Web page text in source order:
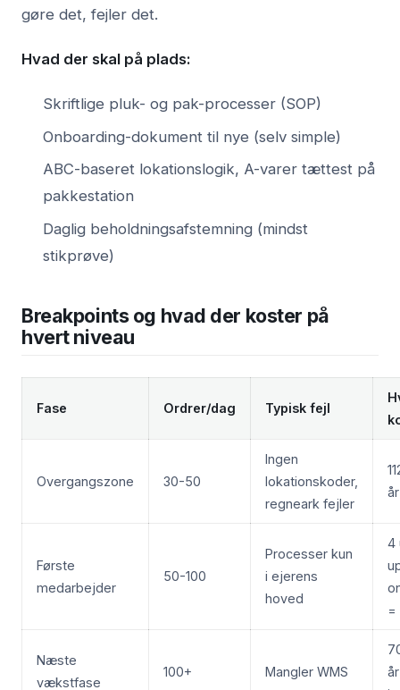
gøre det, fejler det.
Hvad der skal på plads:
Skriftlige pluk- og pak-processer (SOP)
Onboarding-dokument til nye (selv simple)
ABC-baseret lokationslogik, A-varer tættest på
pakkestation
Daglig beholdningsafstemning (mindst
stikprøve)
Breakpoints og hvad der koster på
hvert niveau
Fase Ordrer/dag Typisk fejl
Overgangszone 30-50
Ingen
lokationskoder,
regneark fejler
Første
medarbejder
50-100
Processer kun
i ejerens
hoved
4
=
Næste
vækstfase
100+ Mangler WMS